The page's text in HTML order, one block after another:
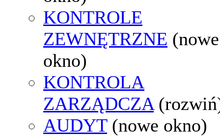
KONTROLE
ZEWNĘTRZNE (nowe
okno)
KONTROLA
ZARZĄDCZA
AUDYT (nowe okno)